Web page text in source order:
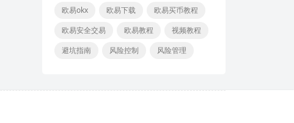
欧易okx
欧易下载
欧易买币教程
欧易安全交易
欧易教程
视频教程
避坑指南
风险控制 风险管理